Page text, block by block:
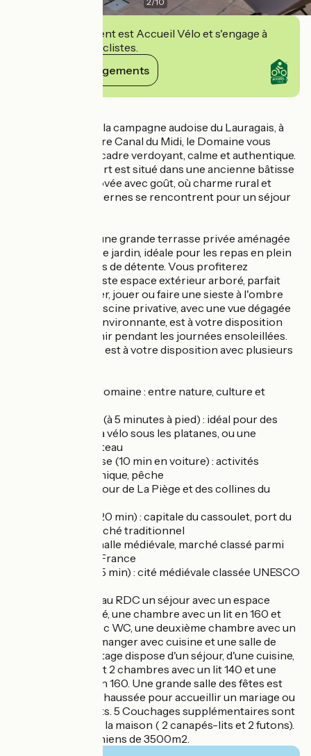
Cet établissement est Accueil Vélo et s'engage à
accueillir des cyclistes.
Voir ses engagements
Niché au cœur de la campagne audoise du Lauragais, à
deux pas du célèbre Canal du Midi, le Domaine vous
accueille dans un cadre verdoyant, calme et authentique.
Ce gîte tout confort est situé dans une ancienne bâtisse
de caractère, rénovée avec goût, où charme rural et
équipements modernes se rencontrent pour un séjour
Le gîte dispose d'une grande terrasse privée aménagée
avec du mobilier de jardin, idéale pour les repas en plein
air ou les moments de détente. Vous profiterez
également d'un vaste espace extérieur arboré, parfait
pour se ressourcer, jouer ou faire une sieste à l'ombre
des arbres. Une piscine privative, avec une vue dégagée
sur la campagne environnante, est à votre disposition
pour vous rafraîchir pendant les journées ensoleillées.
Une salle de sport est à votre disposition avec plusieurs
À faire autour du domaine : entre nature, culture et
- Le Canal du Midi (à 5 minutes à pied) : idéal pour des
balades à pied ou à vélo sous les platanes, ou une
promenade en bateau
- Lac de la Ganguise (10 min en voiture) : activités
nautiques, pique-nique, pêche
- Randonnées autour de La Piège et des collines du
- Castelnaudary (20 min) : capitale du cassoulet, port du
Canal du Midi, marché traditionnel
- Revel (25 min) : halle médiévale, marché classé parmi
les plus beaux de France
- Carcassonne (45 min) : cité médiévale classée UNESCO
Gîte comprenant au RDC un séjour avec un espace
cuisine tout équipé, une chambre avec un lit en 160 et
une salle d'eau avec WC, une deuxième chambre avec un
lit 140, une salle à manger avec cuisine et une salle de
jeux. Le premier étage dispose d'un séjour, d'une cuisine,
une salle de bain et 2 chambres avec un lit 140 et une
3ème avec un lit en 160. Une grande salle des fêtes est
située au rez-de-chaussée pour accueillir un mariage ou
autres évènements. 5 Couchages supplémentaires sont
à disposition dans la maison ( 2 canapés-lits et 2 futons).
Enclos pour les chiens de 3500m2.